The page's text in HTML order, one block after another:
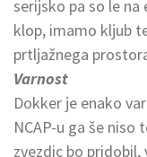
serijsko pa so le na
klop, imamo kljub
prtljažnega
Varnost
Dokker je enako
NCAP-u ga še niso
zvezdic bo